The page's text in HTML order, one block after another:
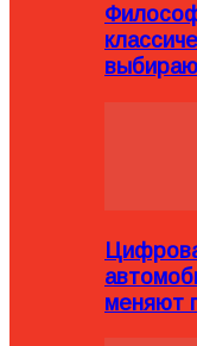
меняют